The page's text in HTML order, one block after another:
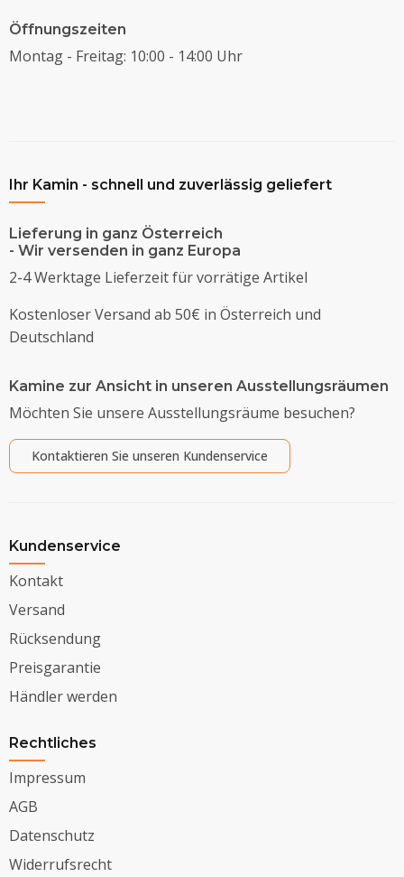
Öffnungszeiten
Montag - Freitag: 10:00 - 14:00 Uhr
Ihr Kamin - schnell und zuverlässig geliefert
Lieferung in ganz Österreich
- Wir versenden in ganz Europa
2-4 Werktage Lieferzeit für vorrätige Artikel
Kostenloser Versand ab 50€ in Österreich und
Deutschland
Kamine zur Ansicht in unseren Ausstellungsräumen
Möchten Sie unsere Ausstellungsräume besuchen?
Kontaktieren Sie unseren Kundenservice
Kundenservice
Kontakt
Versand
Rücksendung
Preisgarantie
Händler werden
Rechtliches
Impressum
AGB
Datenschutz
Widerrufsrecht